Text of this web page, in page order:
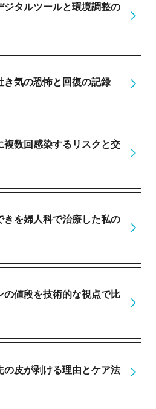
ジタルツールと環境調整の
き気の恐怖と回復の記録
複数回感染するリスクと交
きを婦人科で治療した私の
の値段を技術的な視点で比
の皮が剥ける理由とケア法